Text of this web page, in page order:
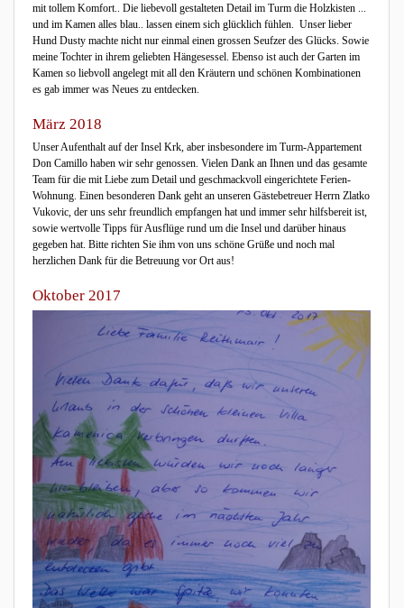
mit tollem Komfort.. Die liebevoll gestalteten Detail im Turm die Holzkisten ...
und im Kamen alles blau.. lassen einem sich glücklich fühlen. Unser lieber
Hund Dusty machte nicht nur einmal einen grossen Seufzer des Glücks. Sowie
meine Tochter in ihrem geliebten Hängesessel. Ebenso ist auch der Garten im
Kamen so liebvoll angelegt mit all den Kräutern und schönen Kombinationen
es gab immer was Neues zu entdecken.
März 2018
Unser Aufenthalt auf der Insel Krk, aber insbesondere im Turm-Appartement
Don Camillo haben wir sehr genossen. Vielen Dank an Ihnen und das gesamte
Team für die mit Liebe zum Detail und geschmackvoll eingerichtete Ferien-
Wohnung. Einen besonderen Dank geht an unseren Gästebetreuer Herrn Zlatko
Vukovic, der uns sehr freundlich empfangen hat und immer sehr hilfsbereit ist,
sowie wertvolle Tipps für Ausflüge rund um die Insel und darüber hinaus
gegeben hat. Bitte richten Sie ihm von uns schöne Grüße und noch mal
herzlichen Dank für die Betreuung vor Ort aus!
Oktober 2017